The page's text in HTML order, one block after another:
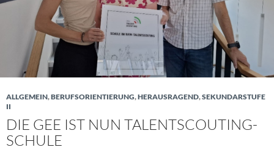
ALLGEMEIN,BERUFSORIENTIERUNG,HERAUSRAGEND,SEKUNDARSTUFE
II
DIE GEE IST NUN TALENTSCOUTING-
SCHULE